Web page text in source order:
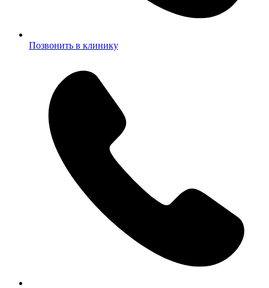
Позвонить в клинику